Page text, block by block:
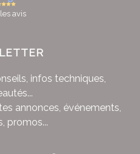
avis
infos techniques,
annonces, événements,
promos...